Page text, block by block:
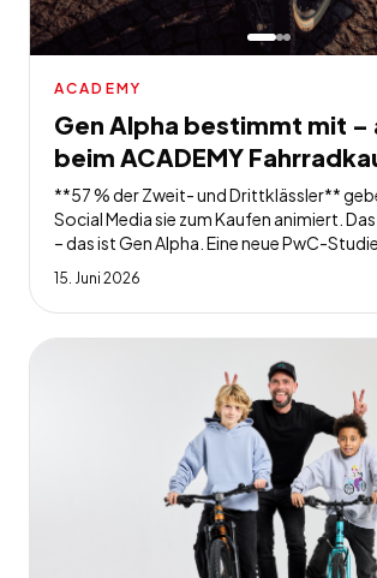
ACADEMY
Gen Alpha bestimmt mit –
beim ACADEMY
**57 % der Zweit- und Drittklässler**
Social Media sie zum Kaufen animiert. Das ist kein Zufall
– das ist Gen Alpha. Eine neue PwC-Studie (2026) nennt
sie die *"youngest chief influence
14-Jährigen besitzen ein Smartphone, 86
"eigenes Geld" - aka Taschengeld, und
die Kaufentscheidungen ihrer Familien
uns bei Coolmobility ist das keine
15. Juni 2026